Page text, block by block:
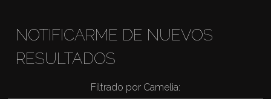
NOTIFICARME DE NUEVOS
RESULTADOS
Filtrado por Camelia: